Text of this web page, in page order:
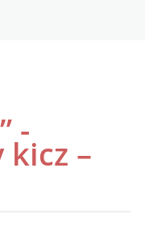
-
kicz –